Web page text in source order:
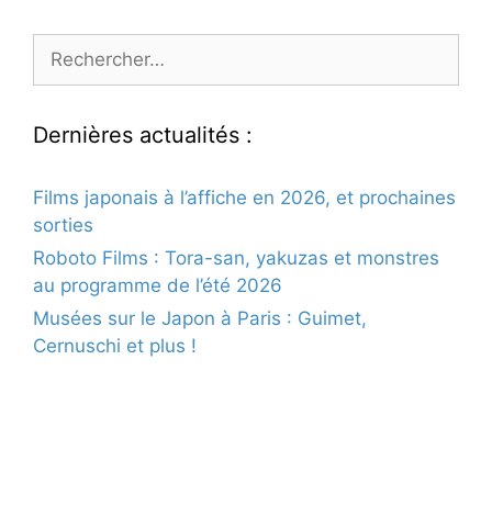
Rechercher :
Dernières actualités :
Films japonais à l’affiche en 2026, et prochaines
sorties
Roboto Films : Tora-san, yakuzas et monstres
au programme de l’été 2026
Musées sur le Japon à Paris : Guimet,
Cernuschi et plus !